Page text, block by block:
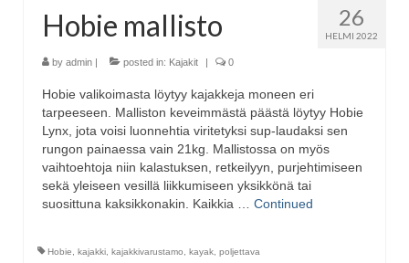
26
HELMI 2022
Hobie mallisto
by admin | posted in: Kajakit | 0
Hobie valikoimasta löytyy kajakkeja moneen eri
tarpeeseen. Malliston keveimmästä päästä löytyy Hobie
Lynx, jota voisi luonnehtia viritetyksi sup-laudaksi sen
rungon painaessa vain 21kg. Mallistossa on myös
vaihtoehtoja niin kalastuksen, retkeilyyn, purjehtimiseen
sekä yleiseen vesillä liikkumiseen yksikkönä tai
suosittuna kaksikkonakin. Kaikkia … Continued
Hobie kajakki kajakkivarustamo kayak poljettava